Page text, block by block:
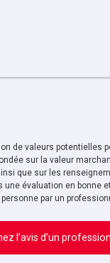
de valeurs potentielles
sur la valeur
que sur les
une évaluation en bonne
par un
l’avis d’un